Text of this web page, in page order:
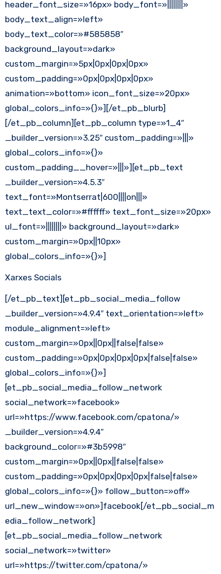
header_font_size=»16px» body_font=»||||||||»
body_text_align=»left»
body_text_color=»#585858″
background_layout=»dark»
custom_margin=»5px|0px|0px|0px»
custom_padding=»0px|0px|0px|0px»
animation=»bottom» icon_font_size=»20px»
global_colors_info=»{}»][/et_pb_blurb]
[/et_pb_column][et_pb_column type=»1_4″
_builder_version=»3.25″ custom_padding=»|||»
global_colors_info=»{}»
custom_padding__hover=»|||»][et_pb_text
_builder_version=»4.5.3″
text_font=»Montserrat|600||||on|||»
text_text_color=»#ffffff» text_font_size=»20px»
ul_font=»||||||||» background_layout=»dark»
custom_margin=»0px||10px»
global_colors_info=»{}»]
Xarxes Socials
[/et_pb_text][et_pb_social_media_follow
_builder_version=»4.9.4″ text_orientation=»left»
module_alignment=»left»
custom_margin=»0px||0px||false|false»
custom_padding=»0px|0px|0px|0px|false|false»
global_colors_info=»{}»]
[et_pb_social_media_follow_network
social_network=»facebook»
url=»https://www.facebook.com/cpatona/»
_builder_version=»4.9.4″
background_color=»#3b5998″
custom_margin=»0px||0px||false|false»
custom_padding=»0px|0px|0px|0px|false|false»
global_colors_info=»{}» follow_button=»off»
url_new_window=»on»]facebook[/et_pb_social_m
edia_follow_network]
[et_pb_social_media_follow_network
social_network=»twitter»
url=»https://twitter.com/cpatona/»